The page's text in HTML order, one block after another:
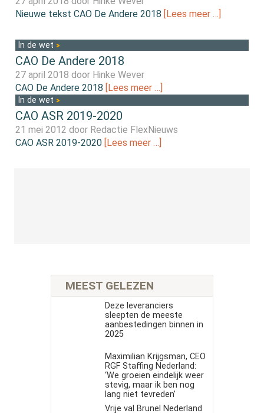
Nieuwe tekst CAO De Andere 2018
[Lees meer …]
In de wet
CAO De Andere 2018
27 april 2018 door Hinke Wever
CAO De Andere 2018
[Lees meer …]
In de wet
CAO ASR 2019-2020
21 mei 2012 door Redactie FlexNieuws
CAO ASR 2019-2020 [Lees meer …]
MEEST GELEZEN
Deze leveranciers
sleepten de meeste
aanbestedingen binnen in
2025
Maximilian Krijgsman, CEO
RGF Staffing Nederland:
‘We groeien eindelijk weer
stevig, maar ik ben nog
lang niet tevreden’
Vrije val Brunel Nederland